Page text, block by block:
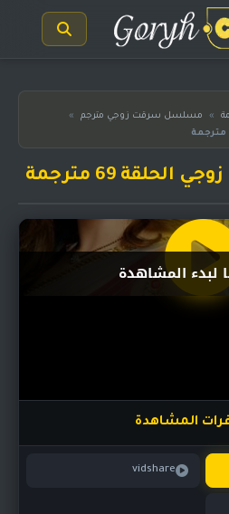
» مسلسل سرقت زوجي مترجم
»
69 مترجمة
المشاهدة
vidshare
لبدء المشاهدة